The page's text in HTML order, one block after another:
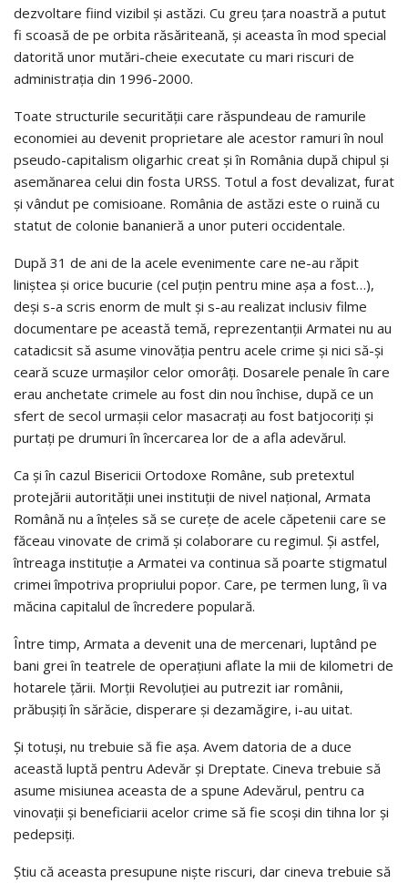
dezvoltare fiind vizibil şi astăzi. Cu greu ţara noastră a putut
fi scoasă de pe orbita răsăriteană, şi aceasta în mod special
datorită unor mutări-cheie executate cu mari riscuri de
administraţia din 1996-2000.
Toate structurile securităţii care răspundeau de ramurile
economiei au devenit proprietare ale acestor ramuri în noul
pseudo-capitalism oligarhic creat şi în România după chipul şi
asemănarea celui din fosta URSS. Totul a fost devalizat, furat
şi vândut pe comisioane. România de astăzi este o ruină cu
statut de colonie bananieră a unor puteri occidentale.
După 31 de ani de la acele evenimente care ne-au răpit
liniştea şi orice bucurie (cel puţin pentru mine aşa a fost…),
deşi s-a scris enorm de mult şi s-au realizat inclusiv filme
documentare pe această temă, reprezentanţii Armatei nu au
catadicsit să asume vinovăţia pentru acele crime şi nici să-şi
ceară scuze urmaşilor celor omorâţi. Dosarele penale în care
erau anchetate crimele au fost din nou închise, după ce un
sfert de secol urmaşii celor masacraţi au fost batjocoriţi şi
purtaţi pe drumuri în încercarea lor de a afla adevărul.
Ca şi în cazul Bisericii Ortodoxe Române, sub pretextul
protejării autorităţii unei instituţii de nivel naţional, Armata
Română nu a înţeles să se cureţe de acele căpetenii care se
făceau vinovate de crimă şi colaborare cu regimul. Şi astfel,
întreaga instituţie a Armatei va continua să poarte stigmatul
crimei împotriva propriului popor. Care, pe termen lung, îi va
măcina capitalul de încredere populară.
Între timp, Armata a devenit una de mercenari, luptând pe
bani grei în teatrele de operaţiuni aflate la mii de kilometri de
hotarele ţării. Morţii Revoluţiei au putrezit iar românii,
prăbuşiţi în sărăcie, disperare şi dezamăgire, i-au uitat.
Şi totuşi, nu trebuie să fie aşa. Avem datoria de a duce
această luptă pentru Adevăr şi Dreptate. Cineva trebuie să
asume misiunea aceasta de a spune Adevărul, pentru ca
vinovaţii şi beneficiarii acelor crime să fie scoşi din tihna lor şi
pedepsiţi.
Ştiu că aceasta presupune nişte riscuri, dar cineva trebuie să